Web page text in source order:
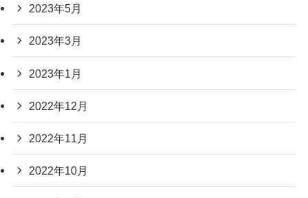
2023年5月
2023年3月
2023年1月
2022年12月
2022年11月
2022年10月